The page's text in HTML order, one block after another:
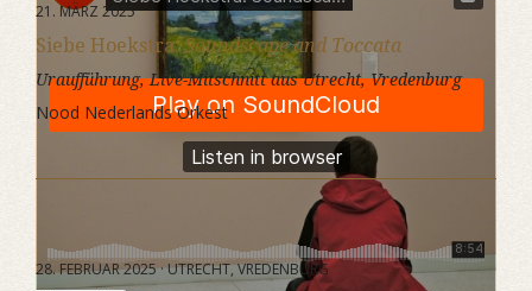
21. MÄRZ 2025
Siebe Hoekstra:Soundscape and Toccata
Uraufführung, Live-Mitschnitt aus Utrecht, Vredenburg
Nood Nederlands Orkest
28. FEBRUAR 2025 · UTRECHT, VREDENBURG